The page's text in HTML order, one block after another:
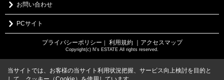
お問い合わせ
PCサイト
プライバシーポリシー ｜ 利用規約 ｜アクセスマップ
Copyright(c) N's ESTATE All rights reserved.
当サイトでは、お客様の当サイト利用状況把握、サービス向上検討を目的と